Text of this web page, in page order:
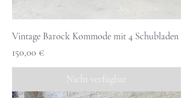
Vintage Barock Kommode mit 4 Schubladen
Preis
150,00 €
Nicht verfügbar